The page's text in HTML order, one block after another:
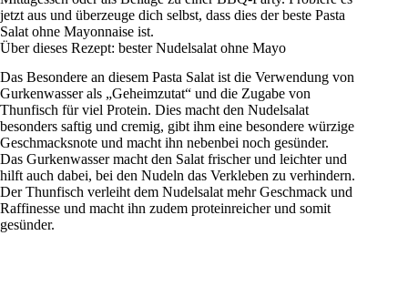
jetzt aus und überzeuge dich selbst, dass dies der beste Pasta
Salat ohne Mayonnaise ist.
Über dieses Rezept: bester Nudelsalat ohne Mayo
Das Besondere an diesem Pasta Salat ist die Verwendung von
Gurkenwasser als „Geheimzutat“ und die Zugabe von
Thunfisch für viel Protein. Dies macht den Nudelsalat
besonders saftig und cremig, gibt ihm eine besondere würzige
Geschmacksnote und macht ihn nebenbei noch gesünder.
Das Gurkenwasser macht den Salat frischer und leichter und
hilft auch dabei, bei den Nudeln das Verkleben zu verhindern.
Der Thunfisch verleiht dem Nudelsalat mehr Geschmack und
Raffinesse und macht ihn zudem proteinreicher und somit
gesünder.